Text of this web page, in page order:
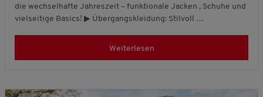
die wechselhafte Jahreszeit – funktionale Jacken , Schuhe und
vielseitige Basics! ▶ Übergangskleidung: Stilvoll …
Weiterlesen